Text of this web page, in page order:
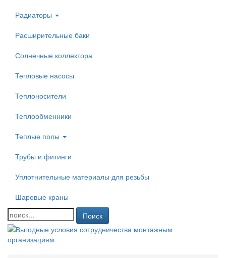
Радиаторы
Расширительные баки
Солнечные коллектора
Тепловые насосы
Теплоносители
Теплообменники
Теплые полы
Трубы и фитинги
Уплотнительные материалы для резьбы
Шаровые краны
Поиск